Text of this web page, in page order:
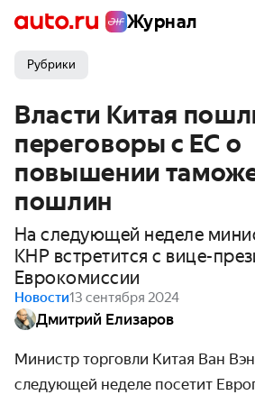
Журнал
Рубрики
Власти Китая
переговоры с ЕС о
повышении
пошлин
На следующей неделе
КНР встретится с вице-
Еврокомиссии
Новости13 сентября 2024
Дмитрий Елизаров
Министр торговли Китая Ван
следующей неделе посетит